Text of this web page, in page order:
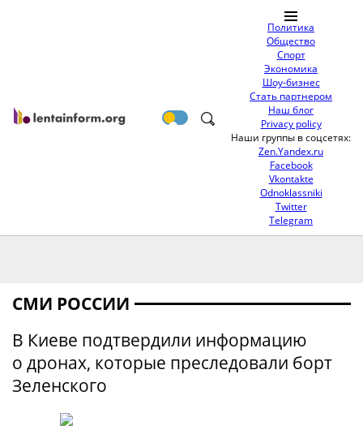
Политика
Общество
Спорт
Экономика
Шоу-бизнес
Стать партнером
Наш блог
Privacy policy
Наши группы в соцсетях:
Zen.Yandex.ru
Facebook
Vkontakte
Odnoklassniki
Twitter
Telegram
СМИ РОССИИ
В Киеве подтвердили информацию
о дронах, которые преследовали борт
Зеленского